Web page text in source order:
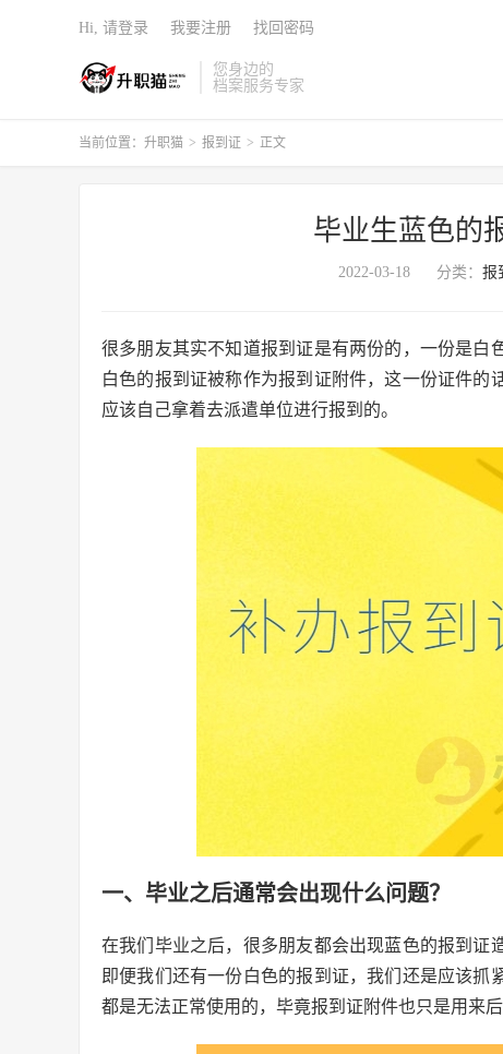
您身边的
档案服务专家
Hi, 请登录 我要注册 找回密码
当前位置： 升职猫 > 报到证 > 正文
毕业生蓝色的
2022-03-18 分类： 报
很多朋友其实不知道报到证是有两份的，一份是白
白色的报到证被称作为报到证附件，这一份证件
应该自己拿着去派遣单位进行报到的。
一、毕业之后通常会出现什么问题？
在我们毕业之后，很多朋友都会出现蓝色的报到证
即便我们还有一份白色的报到证，我们还是应该
都是无法正常使用的，毕竟报到证附件也只是用来